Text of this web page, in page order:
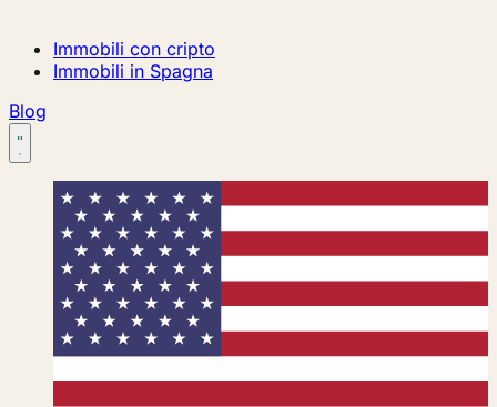
Immobili con cripto
Immobili in Spagna
Blog